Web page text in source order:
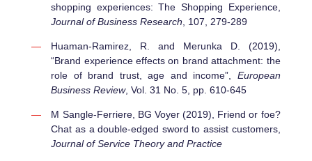
shopping experiences: The Shopping Experience,
Journal of Business Research , 107, 279-289
Huaman-Ramirez, R. and Merunka D. (2019),
“Brand experience effects on brand attachment: the
role of brand trust, age and income”, European
Business Review, Vol. 31 No. 5, pp. 610-645
M Sangle-Ferriere, BG Voyer (2019), Friend or foe?
Chat as a double-edged sword to assist customers,
Journal of Service Theory and Practice